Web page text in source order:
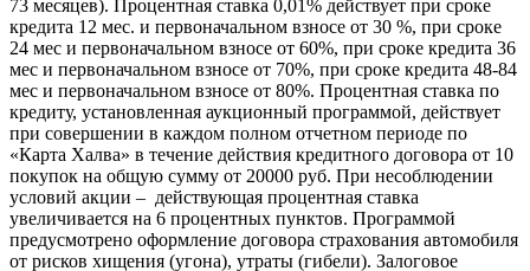
73 месяцев). Процентная ставка 0,01% действует при сроке
кредита 12 мес. и первоначальном взносе от 30 %, при сроке
24 мес и первоначальном взносе от 60%, при сроке кредита 36
мес и первоначальном взносе от 70%, при сроке кредита 48-84
мес и первоначальном взносе от 80%. Процентная ставка по
кредиту, установленная аукционный программой, действует
при совершении в каждом полном отчетном периоде по
«Карта Халва» в течение действия кредитного договора от 10
покупок на общую сумму от 20000 руб. При несоблюдении
условий акции – действующая процентная ставка
увеличивается на 6 процентных пунктов. Программой
предусмотрено оформление договора страхования автомобиля
от рисков хищения (угона), утраты (гибели). Залоговое